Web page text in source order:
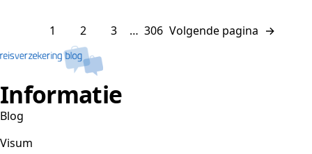
annuleringsverzekering
waar
je
die
1 2 3 … 306 Volgende pagina →
Informatie
Blog
Visum